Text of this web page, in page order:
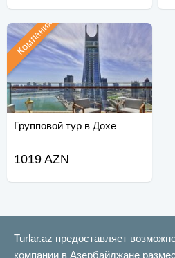
Групповой тур в Дохе
Компания
1019 AZN
Turlar.az предоставляет
компании в Азербайджане